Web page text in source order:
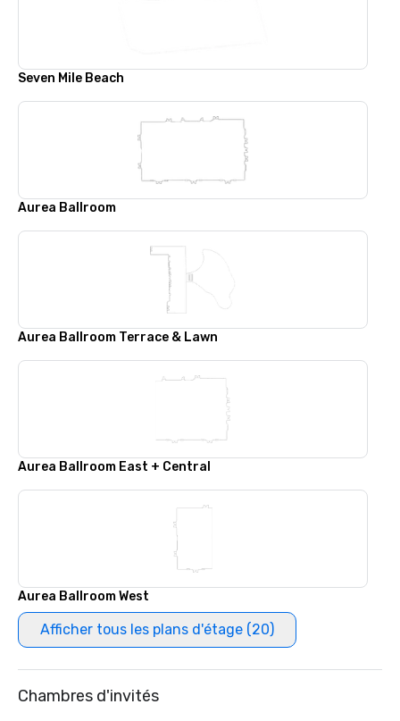
Seven Mile Beach
Aurea Ballroom
Aurea Ballroom Terrace & Lawn
Aurea Ballroom East + Central
Aurea Ballroom West
Afficher tous les plans d'étage (20)
Chambres d'invités